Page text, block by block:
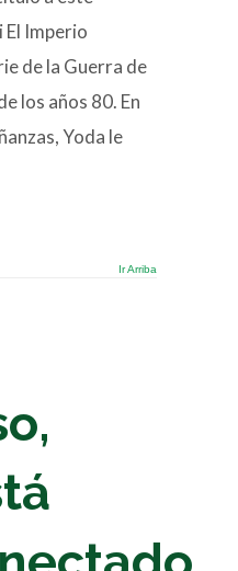
Imperio
de la Guerra de
los años 80. En
Yoda le
Ir Arriba